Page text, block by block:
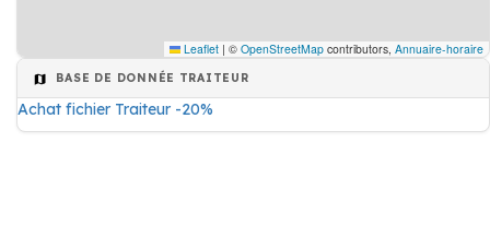
Leaflet | © OpenStreetMap contributors, Annuaire-horaire
BASE DE DONNÉE TRAITEUR
Achat fichier Traiteur -20%